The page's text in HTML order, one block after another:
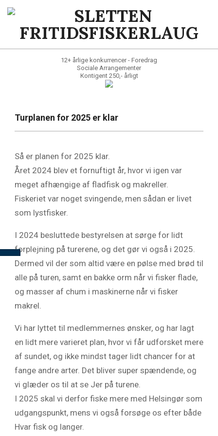
Skip
content
SLETTEN
FRITIDSFISKERLAUG
12+ årlige konkurrencer - Foredrag
Sociale Arrangementer
Kontigent 250,- årligt
NavigationTurplanen for 2025 er klar
Så er planen for 2025 klar.
Året 2024 blev et fornuftigt år, hvor vi igen var
meget afhængige af fladfisk og makreller.
Fiskeriet var noget svingende, men sådan er livet
som lystfisker.
I 2024 besluttede bestyrelsen at sørge for lidt
forplejning på turerene, og det gør vi også i 2025.
Dermed vil der som altid være en pølse med brød til
alle på turen, samt en bakke orm når vi fisker flade,
og masser af chum i maskinerne når vi fisker
makrel.
Vi har lyttet til medlemmernes ønsker, og har lagt
en lidt mere varieret plan, hvor vi får udforsket mere
af sundet, og ikke mindst tager lidt chancer for at
fange andre arter. Det bliver super spændende, og
vi glæder os til at se Jer på turene.
I 2025 skal vi derfor fiske mere med Helsingør som
udgangspunkt, mens vi også forsøge os efter både
Hvar fisk og langer.